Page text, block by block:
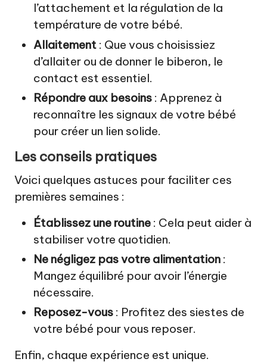
l’attachement et la régulation de la
température de votre bébé.
Allaitement : Que vous choisissiez
d’allaiter ou de donner le biberon, le
contact est essentiel.
Répondre aux besoins : Apprenez à
reconnaître les signaux de votre bébé
pour créer un lien solide.
Les conseils pratiques
Voici quelques astuces pour faciliter ces
premières semaines :
Établissez une routine : Cela peut aider à
stabiliser votre quotidien.
Ne négligez pas votre alimentation :
Mangez équilibré pour avoir l’énergie
nécessaire.
Reposez-vous : Profitez des siestes de
votre bébé pour vous reposer.
Enfin, chaque expérience est unique.